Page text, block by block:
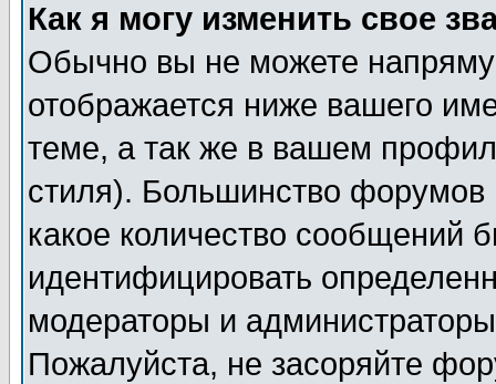
Как я могу изменить свое
Обычно вы не можете
отображается ниже вашего
теме, а так же в вашем
стиля). Большинство форумов
какое количество сообщений
идентифицировать
модераторы и
Пожалуйста, не засоряйте